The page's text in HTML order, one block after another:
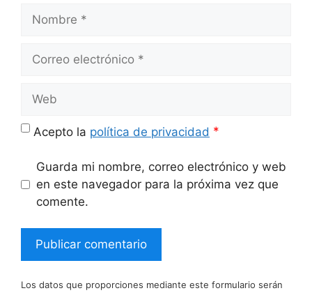
electrónico
Acepto la política de privacidad *
Guarda mi nombre, correo electrónico y web
en este navegador para la próxima vez que
comente.
Los datos que proporciones mediante este formulario serán